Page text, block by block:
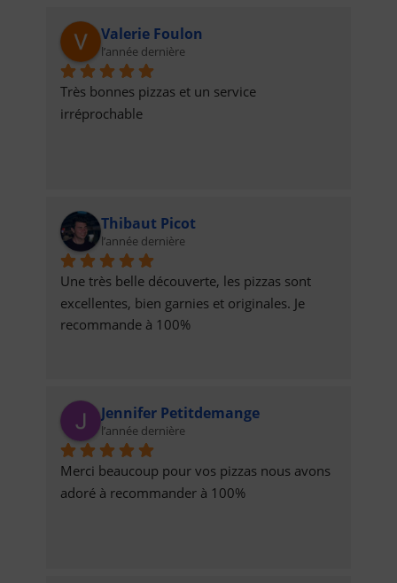
Valerie Foulon
l’année dernière
Très bonnes pizzas et un service
irréprochable
Thibaut Picot
l’année dernière
Une très belle découverte, les pizzas sont
excellentes, bien garnies et originales. Je
recommande à 100%
Jennifer Petitdemange
l’année dernière
Merci beaucoup pour vos pizzas nous avons
adoré à recommander à 100%